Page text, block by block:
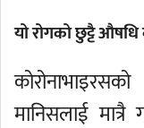
यो रोगको छुट्टै
मानिसलाई